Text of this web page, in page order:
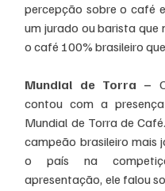
percepção sobre o café
um jurado ou barista que
o café 100% brasileiro
Mundial de Torra –
contou com a
Mundial de Torra de
campeão brasileiro mais
o país na
apresentação, ele falou